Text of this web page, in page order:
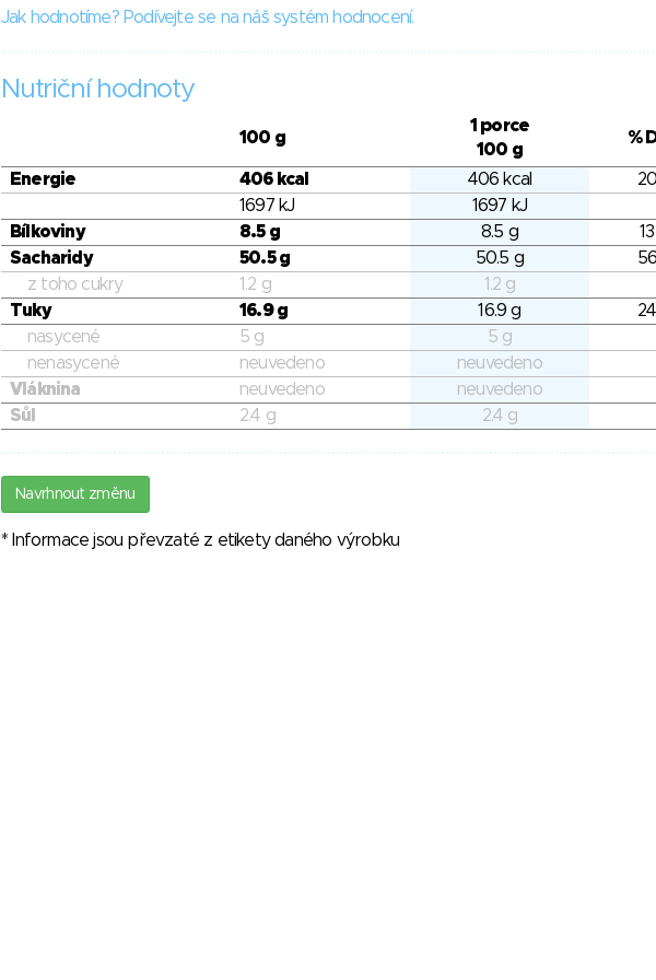
Jak hodnotíme? Podívejte se na náš systém hodnocení.
Nutriční hodnoty
100 g
1 porce
100 g
%
Energie 406 kcal 406 kcal
1697 kJ
1697 kJ
Bílkoviny
8.5 g 8.5 g
Sacharidy
50.5 g 50.5 g
z toho cukry
1.2 g
1.2 g
Tuky
16.9 g 16.9 g
nasycené
5 g
5 g
nenasycené
neuvedeno
neuvedeno
Vláknina
neuvedeno
neuvedeno
Sůl
2.4 g 2.4 g
Navrhnout změnu
* Informace jsou převzaté z etikety daného výrobku